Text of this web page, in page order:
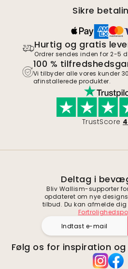
Sikre
Hurtig og gratis
Ordrer sendes inden for 2-5
100 %
Vi tilbyder alle vores kunder
afinstallerede produkter.
TrustScore
Deltag i
Bliv Wallism-supporter
opdateret om nye
tilbud. Du kan afmelde
Følg os for inspiration